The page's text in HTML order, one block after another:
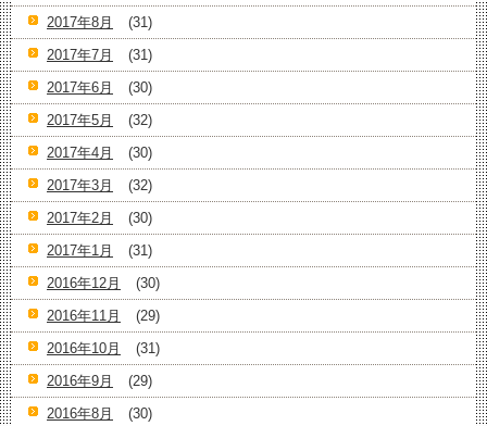
2017年8月
(31)
2017年7月
(31)
2017年6月
(30)
2017年5月
(32)
2017年4月
(30)
2017年3月
(32)
2017年2月
(30)
2017年1月
(31)
2016年12月
(30)
2016年11月
(29)
2016年10月
(31)
2016年9月
(29)
2016年8月
(30)